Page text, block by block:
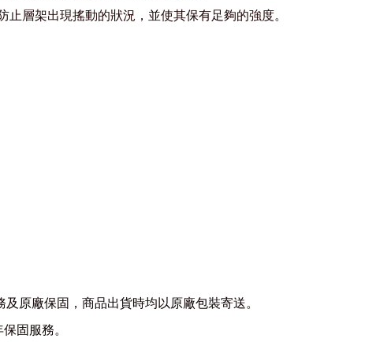
層架出現搖動的狀況，並使其保有足夠的強度。
原廠保固，商品出貨時均以原廠包裝寄送。
固服務。